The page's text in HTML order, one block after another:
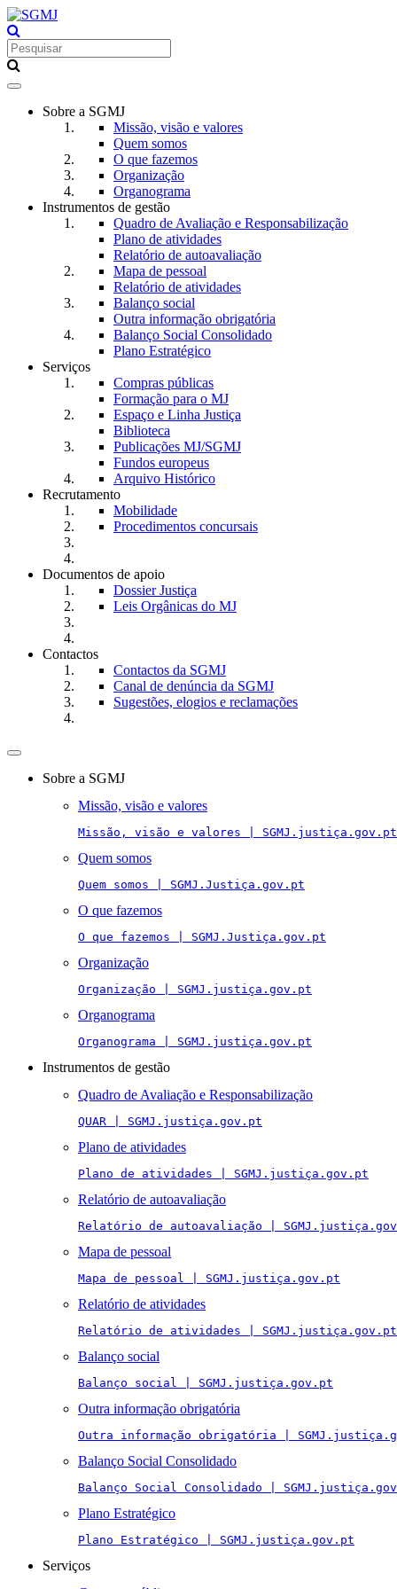
Toggle
navigationSobre a SGMJ
Missão, visão e valores
Quem somos
O que fazemos
Organização
Organograma
Instrumentos de gestão
Quadro de Avaliação e Responsabilização
Plano de atividades
Relatório de autoavaliação
Mapa de pessoal
Relatório de atividades
Balanço social
Outra informação obrigatória
Balanço Social Consolidado
Plano Estratégico
Serviços
Compras públicas
Formação para o MJ
Espaço e Linha Justiça
Biblioteca
Publicações MJ/SGMJ
Fundos europeus
Arquivo Histórico
Recrutamento
Mobilidade
Procedimentos concursais
Documentos de apoio
Dossier Justiça
Leis Orgânicas do MJ
Contactos
Contactos da SGMJ
Canal de denúncia da SGMJ
Sugestões, elogios e reclamações
Toggle
navigationSobre a SGMJ
Missão, visão e valores
Missão, visão e valores | SGMJ.justiça.gov.pt
Quem somos
Quem somos | SGMJ.Justiça.gov.pt
O que fazemos
O que fazemos | SGMJ.Justiça.gov.pt
Organização
Organização | SGMJ.justiça.gov.pt
Organograma
Organograma | SGMJ.justiça.gov.pt
Instrumentos de gestão
Quadro de Avaliação e Responsabilização
QUAR | SGMJ.justiça.gov.pt
Plano de atividades
Plano de atividades | SGMJ.justiça.gov.pt
Relatório de autoavaliação
Relatório de autoavaliação |
Mapa de pessoal
Mapa de pessoal | SGMJ.justiça.gov.pt
Relatório de atividades
Relatório de atividades | SGMJ.justiça.gov.pt
Balanço social
Balanço social | SGMJ.justiça.gov.pt
Outra informação obrigatória
Outra informação obrigatória |
Balanço Social Consolidado
Balanço Social Consolidado |
Plano Estratégico
Plano Estratégico | SGMJ.justiça.gov.pt
Serviços